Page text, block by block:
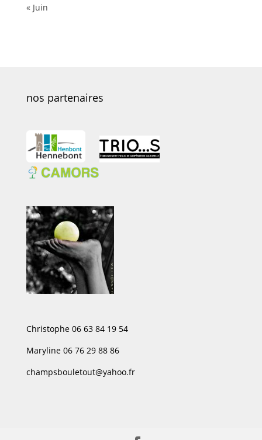
« Juin
nos partenaires
Christophe 06 63 84 19 54
Maryline 06 76 29 88 86
champsbouletout@yahoo.fr